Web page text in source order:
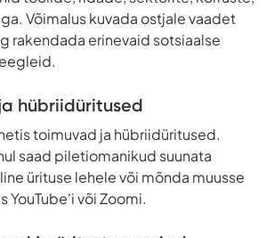
Võimalus kuvada ostjale vaadet
rakendada erinevaid sotsiaalse
hübriidüritused
toimuvad ja hübriidüritused.
saad piletiomanikud suunata
ürituse lehele või mõnda muusse
YouTube'i või Zoomi.